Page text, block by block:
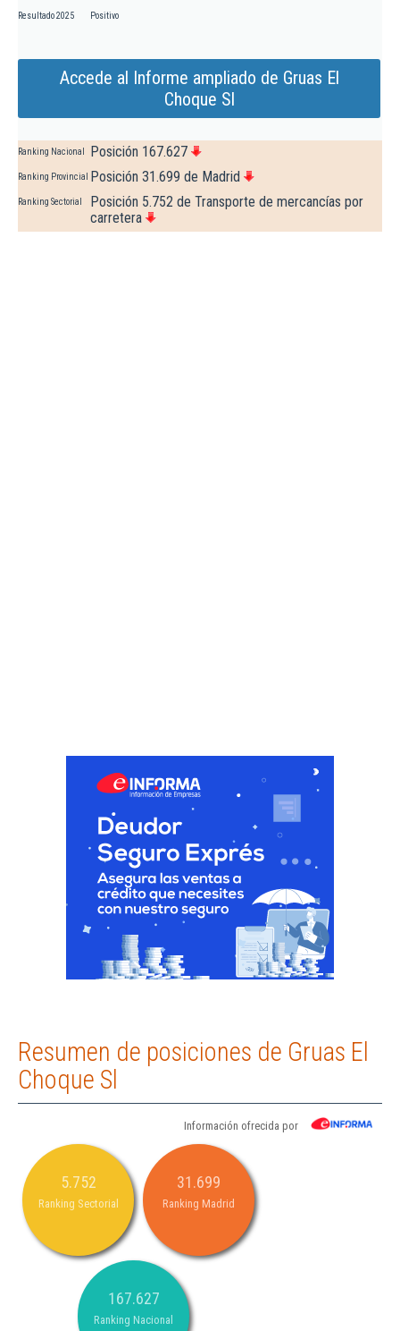
Resultado 2025 Positivo
Accede al Informe ampliado de Gruas El
Choque Sl
Ranking Nacional Posición 167.627
Ranking Provincial Posición 31.699 de Madrid
Ranking Sectorial
Posición 5.752 de Transporte de mercancías por
carretera
Resumen de posiciones de Gruas El
Choque Sl
Información ofrecida por
5.752
Ranking Sectorial
31.699
Ranking Madrid
167.627
Ranking Nacional